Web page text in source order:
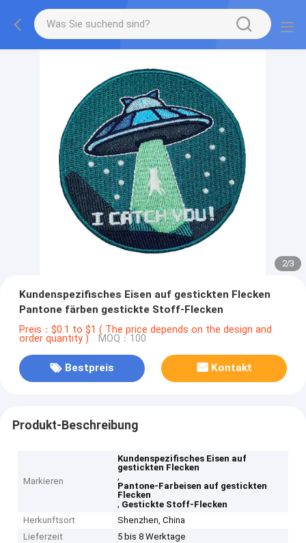
2/3
Kundenspezifisches Eisen auf gestickten Flecken
Pantone färben gestickte Stoff-Flecken
Preis：$0.1 to $1 ( The price depends on the design and
order quantity ) MOQ：100
Bestpreis Kontakt
Produkt-Beschreibung
Markieren
Kundenspezifisches Eisen auf
gestickten Flecken
,
Pantone-Farbeisen auf gestickten
Flecken
, Gestickte Stoff-Flecken
Herkunftsort
Shenzhen, China
Lieferzeit
5 bis 8 Werktage